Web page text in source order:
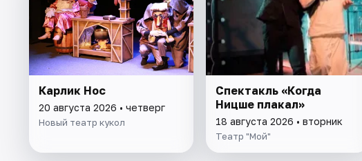
Карлик Нос
20 августа 2026 • четверг
Новый театр кукол
Спектакль «Когда
Ницше плакал»
18 августа 2026 • вторник
Театр "Мой"